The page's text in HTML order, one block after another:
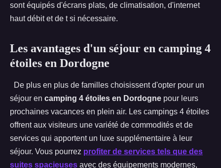
sont équipés d'écrans plats, de climatisation, d'internet
haut débit et de t si nécessaire.
Les avantages d'un séjour en camping 4
étoiles en Dordogne
De plus en plus de familles choisissent d'opter pour un
séjour en camping 4 étoiles en Dordogne pour leurs
prochaines vacances en plein air. Les campings 4 étoiles
offrent aux visiteurs une variété de commodités et de
services qui apportent un luxe supplémentaire à leur
séjour. Vous pourrez profiter de services tels que des
suites spacieuses avec des équipements modernes,